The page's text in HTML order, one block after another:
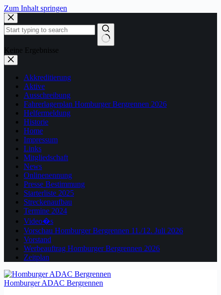
Zum Inhalt springen
Keine Ergebnisse
Akkreditierung
Aktive
Ausschreibung
Fahrerlagerplan Homburger Bergrennen 2026
Helfermeldung
Historie
Home
Impressum
Links
Mitgliedschaft
News
Onlinenennung
Presse Bestimmung
Starterliste 2025
Streckenaufbau
Termine 2024
Video�s
Vorschau Homburger Bergrennen 11./12. Juli 2026
Vorstand
Werbeauftrag Homburger Bergrennen 2026
Zeitplan
Homburger ADAC Bergrennen